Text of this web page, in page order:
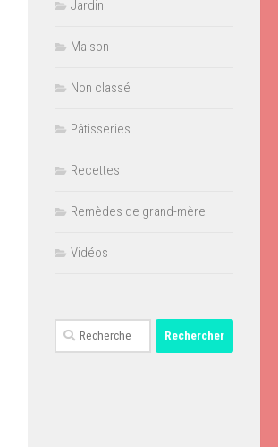
Jardin
Maison
Non classé
Pâtisseries
Recettes
Remèdes de grand-mère
Vidéos
Rechercher :